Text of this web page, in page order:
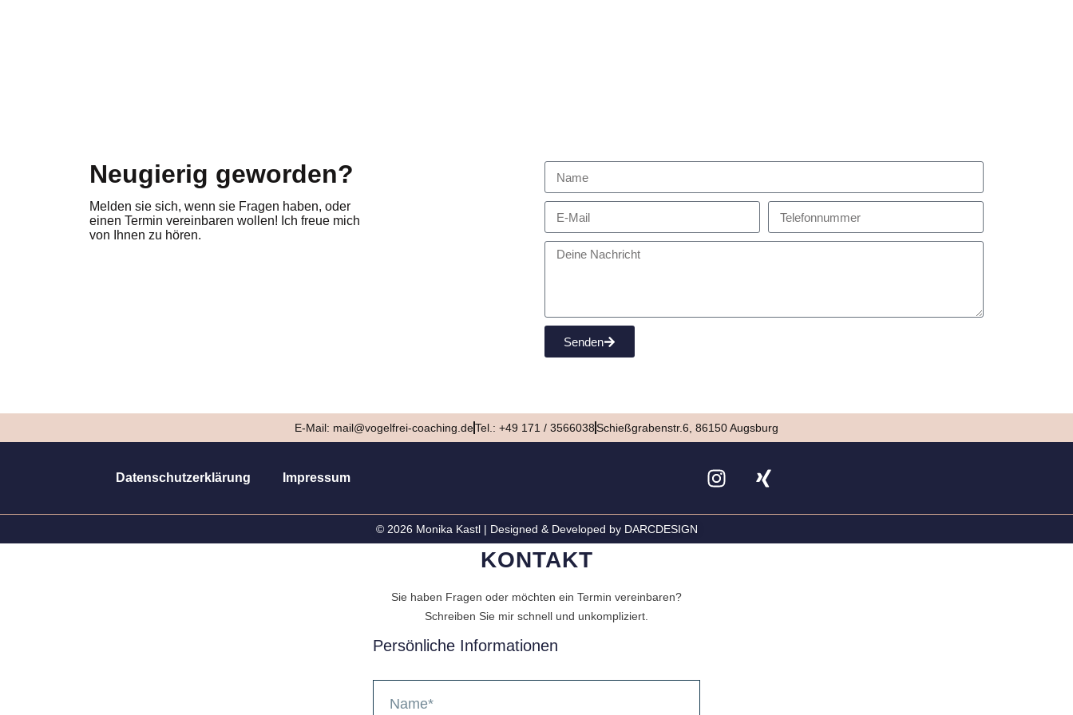
Neugierig geworden?
Melden sie sich, wenn sie Fragen haben, oder
einen Termin vereinbaren wollen! Ich freue mich
von Ihnen zu hören.
Senden
E-Mail: mail@vogelfrei-coaching.deTel.: +49 171 / 3566038Schießgrabenstr.6, 86150 Augsburg
Datenschutzerklärung Impressum
© 2026 Monika Kastl | Designed & Developed by DARCDESIGN
KONTAKT
Sie haben Fragen oder möchten ein Termin vereinbaren?
Schreiben Sie mir schnell und unkompliziert.
Persönliche Informationen